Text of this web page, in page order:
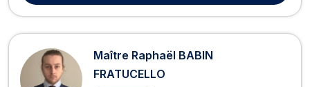
Maître Raphaël BABIN
FRATUCELLO